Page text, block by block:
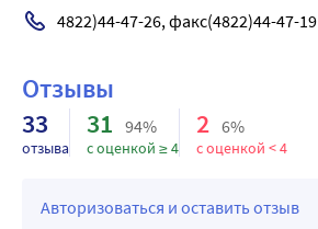
4822)44-47-26, факс(4822)44-47-19
Отзывы
33
отзыва
31 94%
с оценкой ≥ 4
2 6%
с оценкой < 4
Авторизоваться и оставить отзыв